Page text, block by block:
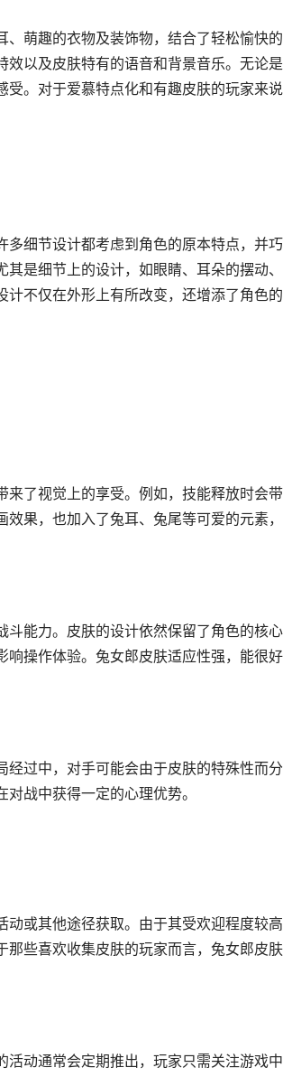
萌趣的衣物及装饰物，结合了轻松愉快
以及皮肤特有的语音和背景音乐。无论
。对于爱慕特点化和有趣皮肤的玩家来说
细节设计都考虑到角色的原本特点，并
是细节上的设计，如眼睛、耳朵的摆动
不仅在外形上有所改变，还增添了角色
了视觉上的享受。例如，技能释放时会
果，也加入了兔耳、兔尾等可爱的元素
能力。皮肤的设计依然保留了角色的核
操作体验。兔女郎皮肤适应性强，能很
过中，对手可能会由于皮肤的特殊性而分
战中获得一定的心理优势。
或其他途径获取。由于其受欢迎程度较高
那些喜欢收集皮肤的玩家而言，兔女郎皮
动通常会定期推出，玩家只需关注游戏